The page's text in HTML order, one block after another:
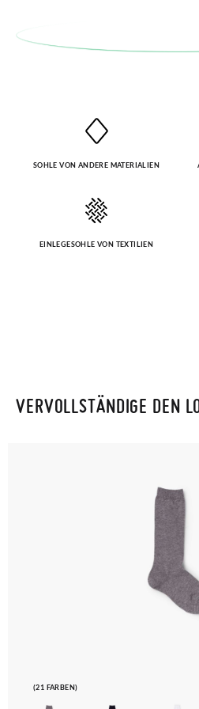
SOHLE VON ANDERE MATERIALIEN
EINLEGESOHLE VON TEXTILIEN
VERVOLLSTÄNDIGE DEN
(21 FARBEN)